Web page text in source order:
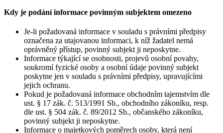
Kdy je podání informace povinným subjektem omezeno
Je-li požadovaná informace v souladu s právními předpisy
označena za utajovanou informaci, k níž žadatel nemá
oprávněný přístup, povinný subjekt ji neposkytne.
Informace týkající se osobnosti, projevů osobní povahy,
soukromí fyzické osoby a osobní údaje povinný subjekt
poskytne jen v souladu s právními předpisy, upravujícími
jejich ochranu.
Pokud je požadovaná informace obchodním tajemstvím dle
ust. § 17 zák. č. 513/1991 Sb., obchodního zákoníku, resp.
dle ust. § 504 zák. č. 89/2012 Sb., občanského zákoníku,
povinný subjekt ji neposkytne.
Informace o majetkových poměrech osoby, která není